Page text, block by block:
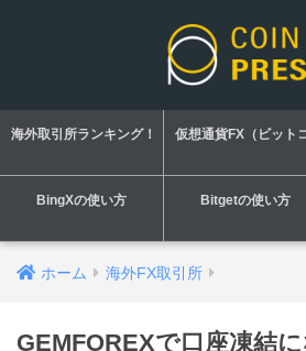
海外取引所ランキング！ 仮想通貨FX（ビット
BingXの使い方 Bitgetの使い方
ホーム 海外FX取引所
GEMFOREXで口座凍結